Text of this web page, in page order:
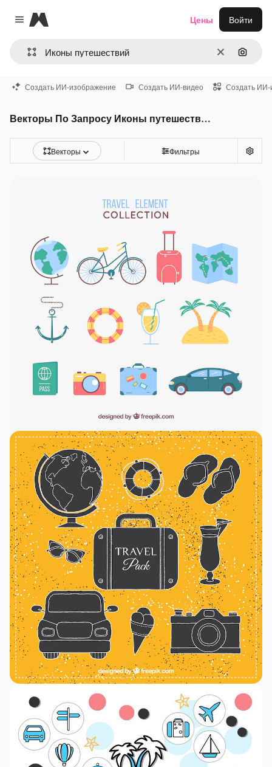
Close menu
Magnific
ОчиститьПоиск
Цены Войти
Создать ИИ-изображение Создать ИИ-видео Создать ИИ-
Векторы По Запросу Иконы путешествий
Векторы Фильтры